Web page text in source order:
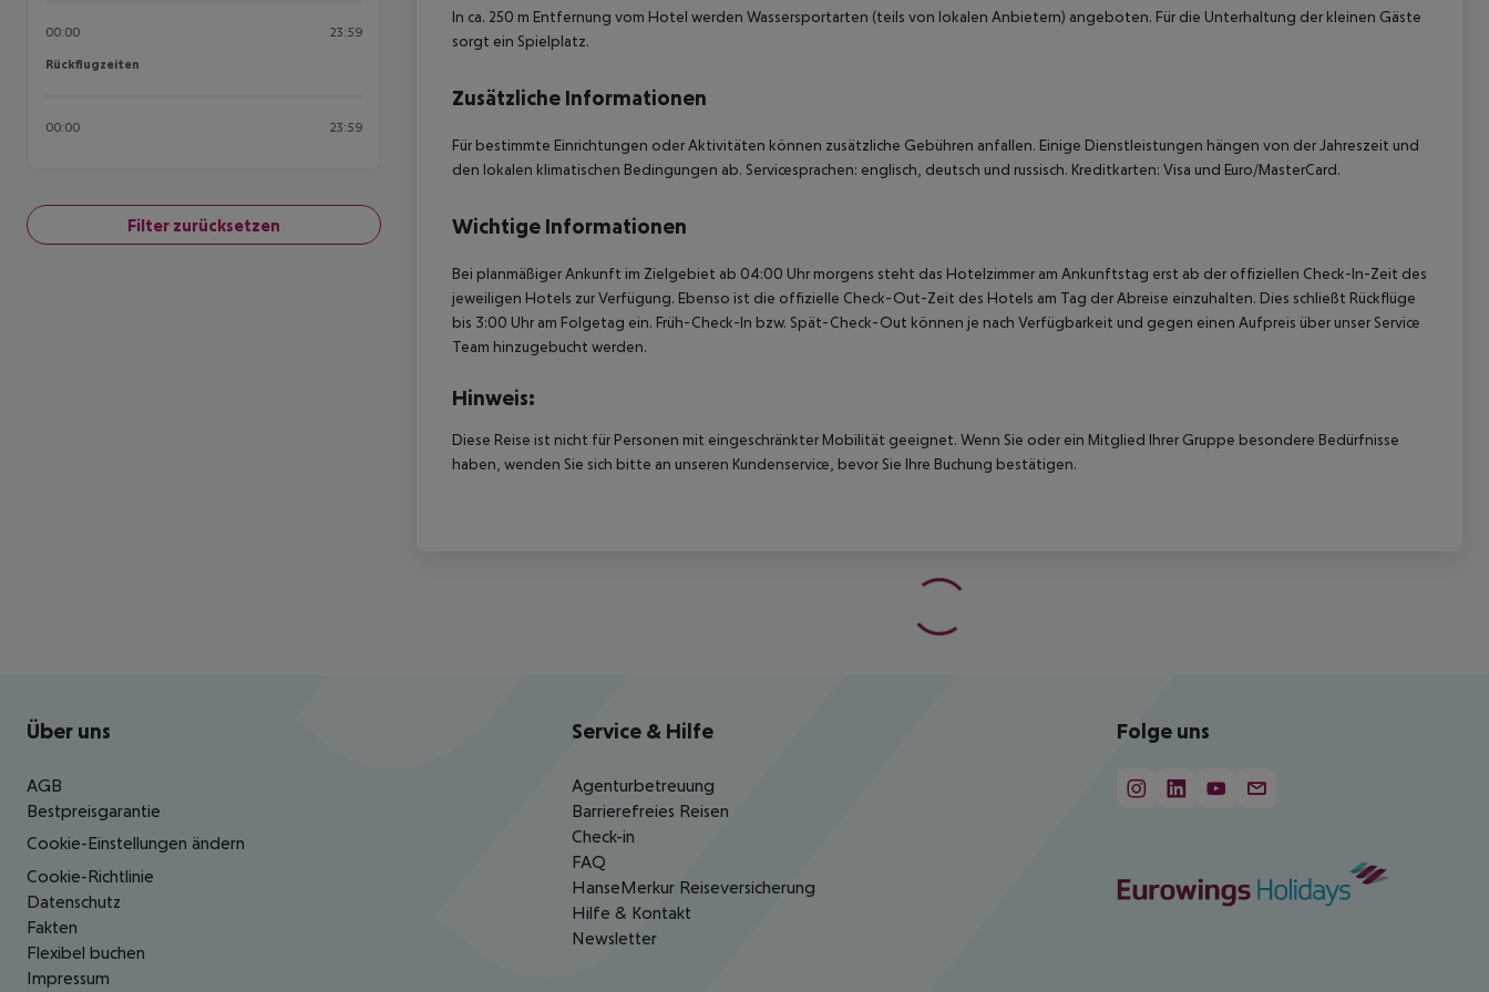
00:00 23:59
Rückflugzeiten
Rückflugzeiten
00:00 23:59
Filter zurücksetzen
In ca. 250 m Entfernung vom Hotel werden Wassersportarten (teils von lokalen Anbietern) angeboten. Für die Unterhaltung der kleinen Gäste
sorgt ein Spielplatz.
Zusätzliche Informationen
Für bestimmte Einrichtungen oder Aktivitäten können zusätzliche Gebühren anfallen. Einige Dienstleistungen hängen von der Jahreszeit und
den lokalen klimatischen Bedingungen ab. Servicesprachen: englisch, deutsch und russisch. Kreditkarten: Visa und Euro/MasterCard.
Wichtige Informationen
Bei planmäßiger Ankunft im Zielgebiet ab 04:00 Uhr morgens steht das Hotelzimmer am Ankunftstag erst ab der offiziellen Check-In-Zeit des
jeweiligen Hotels zur Verfügung. Ebenso ist die offizielle Check-Out-Zeit des Hotels am Tag der Abreise einzuhalten. Dies schließt Rückflüge
bis 3:00 Uhr am Folgetag ein. Früh-Check-In bzw. Spät-Check-Out können je nach Verfügbarkeit und gegen einen Aufpreis über unser Service
Team hinzugebucht werden.
Hinweis:
Diese Reise ist nicht für Personen mit eingeschränkter Mobilität geeignet. Wenn Sie oder ein Mitglied Ihrer Gruppe besondere Bedürfnisse
haben, wenden Sie sich bitte an unseren Kundenservice, bevor Sie Ihre Buchung bestätigen.
Footer navigation
Über uns
AGB
Bestpreisgarantie
Cookie-Einstellungen ändern
Cookie-Richtlinie
Datenschutz
Fakten
Flexibel buchen
Impressum
Service & Hilfe
Agenturbetreuung
Barrierefreies Reisen
Check-in
FAQ
HanseMerkur Reiseversicherung
Hilfe & Kontakt
Newsletter
Folge uns